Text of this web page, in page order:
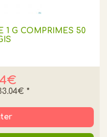
1 G COMPRIMÉS 50
*